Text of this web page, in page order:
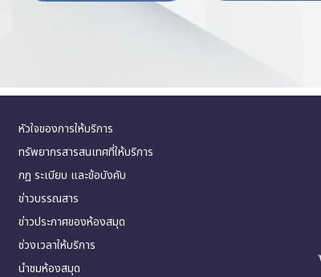
หัวใจของการให้บริการ
ทรัพยากรสารสนเทศที่ให้บริการ
กฎ ระเบียบ และข้อบังคับ
ข่าวบรรณสาร
ข่าวประกาศของห้องสมุด
ช่วงเวลาให้บริการ
นำชมห้องสมุด